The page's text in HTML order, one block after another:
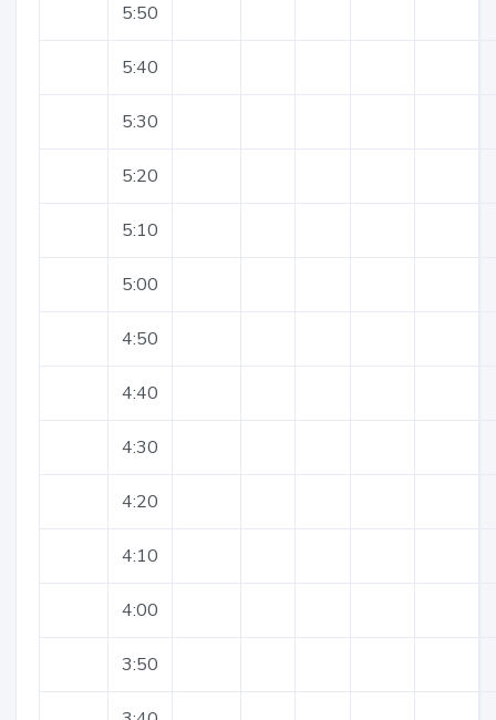
5:50
5:40
5:30
5:20
5:10
5:00
4:50
4:40
4:30
4:20
4:10
4:00
3:50